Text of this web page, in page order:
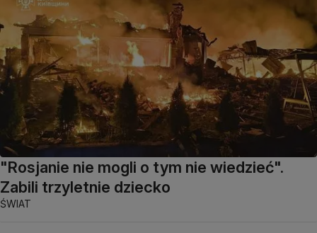
"Rosjanie nie mogli o tym nie wiedzieć".
Zabili trzyletnie dziecko
ŚWIAT